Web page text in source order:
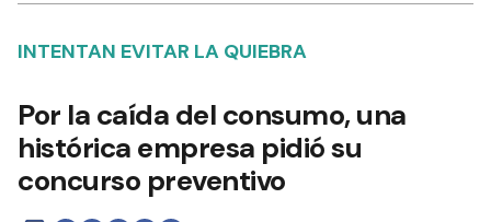
INTENTAN EVITAR LA QUIEBRA
Por la caída del consumo, una
histórica empresa pidió su
concurso preventivo